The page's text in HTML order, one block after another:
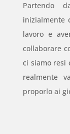
Partendo
inizialmente
lavoro e
collaborare
ci siamo resi
realmente
proporlo ai